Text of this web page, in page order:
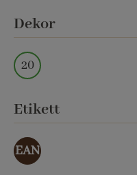
Dekorauswählen
20
Etikettauswählen
EAN